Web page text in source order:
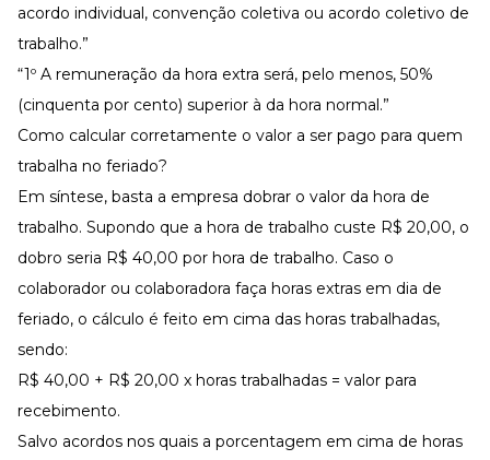
acordo individual, convenção coletiva ou acordo coletivo de
trabalho.”
“1º A remuneração da hora extra será, pelo menos, 50%
(cinquenta por cento) superior à da hora normal.”
Como calcular corretamente o valor a ser pago para quem
trabalha no feriado?
Em síntese, basta a empresa dobrar o valor da hora de
trabalho. Supondo que a hora de trabalho custe R$ 20,00, o
dobro seria R$ 40,00 por hora de trabalho. Caso o
colaborador ou colaboradora faça horas extras em dia de
feriado, o cálculo é feito em cima das horas trabalhadas,
sendo:
R$ 40,00 + R$ 20,00 x horas trabalhadas = valor para
recebimento.
Salvo acordos nos quais a porcentagem em cima de horas